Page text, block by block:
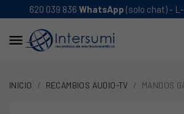
620 039 836 WhatsApp (solo chat) -

INICIO RECAMBIOS AUDIO-TV MANDOS